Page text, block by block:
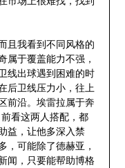
且我看到不同风格的
属于覆盖能力不强，
线出球遇到困难的时
后卫线压力小，往上
前沿。埃雷拉属于奔
看这两人搭配，都
益，让他多深入禁
，可能除了德赫亚，
闻，只要能帮助博格